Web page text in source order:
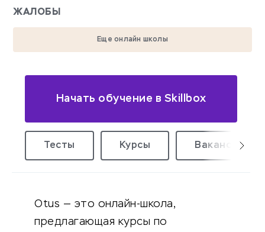
ЖАЛОБЫ
Еще онлайн школы
Начать обучение в Skillbox
Тесты Курсы Вакансии
Otus — это онлайн-школа,
предлагающая курсы по